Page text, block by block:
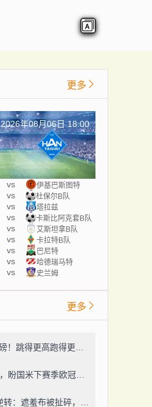
更多
2026年08月06日 18:00
vs 伊基巴斯图特
vs 杜保尔B队
vs 塔拉兹
vs 卡斯比阿克套B队
vs 艾斯坦拿B队
vs 卡拉特B队
vs 巴尼特
vs 哈德瑞马特
vs 史兰姆
更多